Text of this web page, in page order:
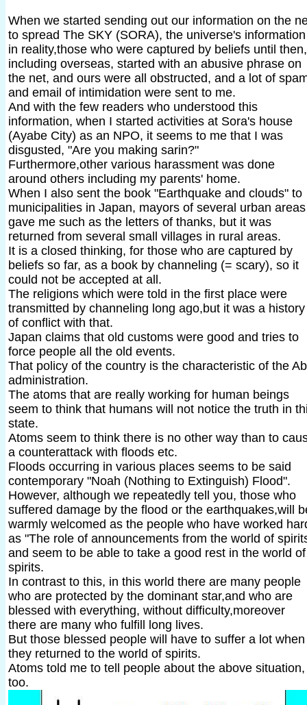
When we started sending out our information on the
to spread The SKY (SORA), the universe's information
in reality,those who were captured by beliefs until then,
including overseas, started with an abusive phrase on
the net, and ours were all obstructed, and a lot of
and email of intimidation were sent to me.
And with the few readers who understood this
information, when I started activities at Sora's house
(Ayabe City) as an NPO, it seems to me that I was
disgusted, "Are you making sarin?"
Furthermore,other various harassment was done
around others including my parents' home.
When I also sent the book "Earthquake and clouds" to
municipalities in Japan, mayors of several urban areas
gave me such as the letters of thanks, but it was
returned from several small villages in rural areas.
It is a closed thinking, for those who are captured by
beliefs so far, as a book by channeling (= scary), so it
could not be accepted at all.
The religions which were told in the first place were
transmitted by channeling long ago,but it was a history
of conflict with that.
Japan claims that old customs were good and tries to
force people all the old events.
That policy of the country is the characteristic of the
administration.
The atoms that are really working for human beings
seem to think that humans will not notice the truth in
state.
Atoms seem to think there is no other way than to
a counterattack with floods etc.
Floods occurring in various places seems to be said
contemporary "Noah (Nothing to Extinguish) Flood".
However, although we repeatedly tell you, those who
suffered damage by the flood or the earthquakes,will
warmly welcomed as the people who have worked
as "The role of announcements from the world of
and seem to be able to take a good rest in the world of
spirits.
In contrast to this, in this world there are many people
who are protected by the dominant star,and who are
blessed with everything, without difficulty,moreover
there are many who fulfill long lives.
But those blessed people will have to suffer a lot when
they returned to the world of spirits.
Atoms told me to tell people about the above situation,
too.